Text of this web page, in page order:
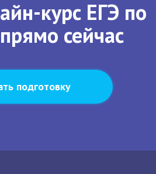
курс ЕГЭ по
сейчас
подготовку